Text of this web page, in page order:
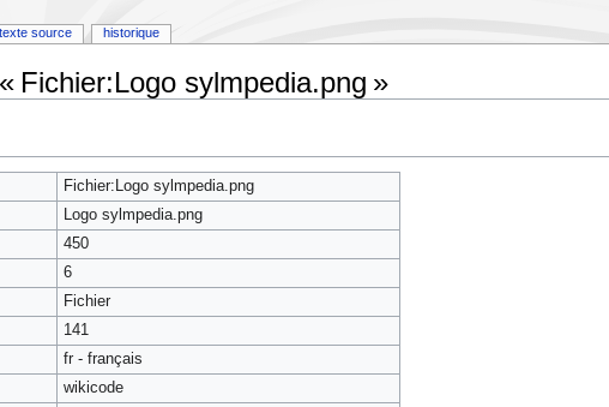
Fichier:Logo sylmpedia.png »
Fichier:Logo sylmpedia.png
Logo sylmpedia.png
450
6
Fichier
141
fr - français
wikicode
source historique